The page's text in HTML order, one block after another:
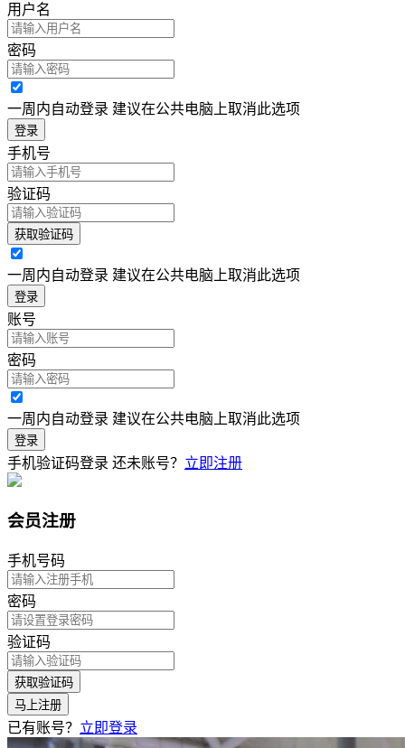
用户名
密码
一周内自动登录 建议在公共电脑上取消此选项
登录
手机号
验证码
获取验证码
一周内自动登录 建议在公共电脑上取消此选项
登录
账号
密码
一周内自动登录 建议在公共电脑上取消此选项
登录
手机验证码登录 还未账号？ 立即注册
会员注册
手机号码
密码
验证码
获取验证码
马上注册
已有账号？ 立即登录